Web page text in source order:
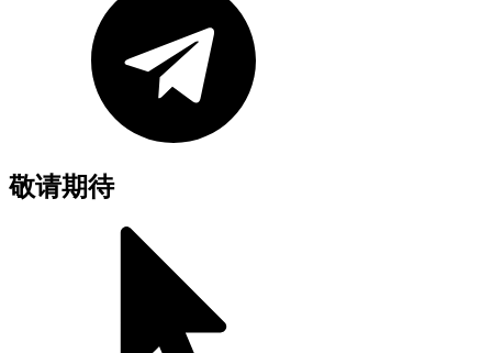
敬请期待